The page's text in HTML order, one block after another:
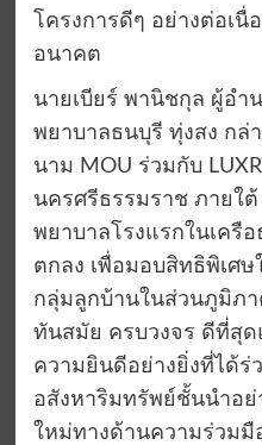
โครงการดีๆ อย่างต่อเนื่
อนาคต
นายเบียร์ พานิชกุล ผู้อำ
พยาบาลธนบุรี ทุ่งสง กล่
นาม MOU ร่วมกับ
นครศรีธรรมราช ภายใต้
พยาบาลโรงแรกในเครื
ตกลง เพื่อมอบสิทธิพิเศ
กลุ่มลูกบ้านในส่วนภูมิภา
ทันสมัย ครบวงจร ดีที่สุ
ความยินดีอย่างยิ่งที่ได้ร่
อสังหาริมทรัพย์ชั้นนำอย่
ใหม่ทางด้านความร่วมมื